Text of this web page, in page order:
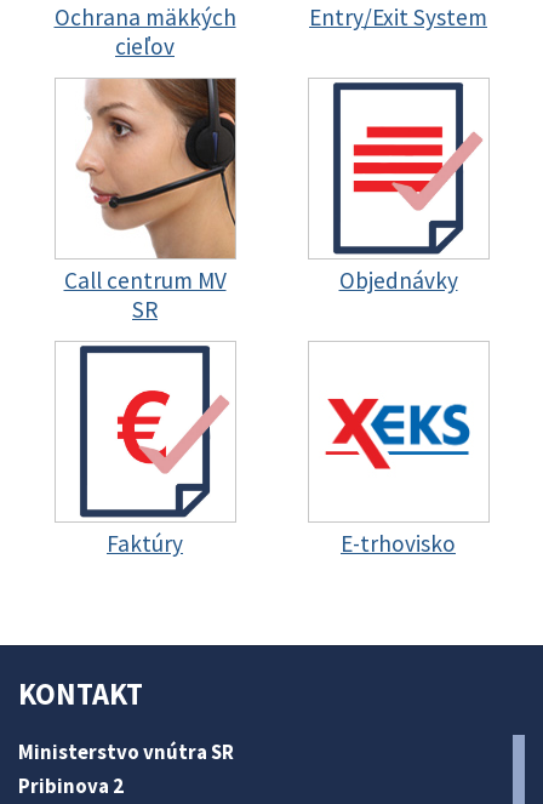
Ochrana mäkkých
cieľov
Entry/Exit System
Call centrum MV
SR
Objednávky
Faktúry E-trhovisko
KONTAKT
Ministerstvo vnútra SR
Pribinova 2